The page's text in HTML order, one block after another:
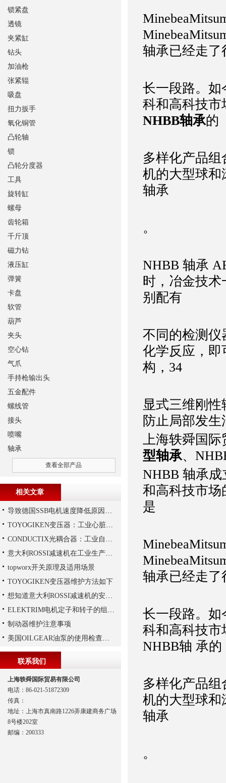
轴承已经走了
长一段路。如
科和高科技市
NHBB轴承的
多样化产品
机的大型球和
轴承
。
NHBB 轴承
时，冶金技
别配有
不同的检测仪
化学反应，即
构，34
显式三维刚
防止局部发
上海轶舜国际
型轴承、
NHBB 轴承成
和高科技市场
是
轴承已经走了
长一段路。如
科和高科技市
NHBB轴 承的
多样化产品
机的大型球和
轴承
。
锁紧盘
透镜
夹紧缸
钻头
加油枪
张紧辊
吸盘
扭力扳手
氧化铜管
凸轮轴
锁
凸轮分度器
工具
旋转缸
螺母
齿轮箱
千斤顶
磁力钻
液压缸
弹簧
卡盘
软管
葫芦
夹头
空心钻
气爪
手持枪输出头
五金配件
螺线管
接头
喷嘴
轴承
查看全部产品
相关文章
导致德国SSB电机速度降低原因有哪些?
TOYOGIKEN变压器：工业心脏的“隐形守护者”
CONDUCTIX光耦合器：工业自动化的“安全信使”
意大利ROSSI减速机在工业生产中的主要应用场景与技术优势
topworx开关原理及适用场景
TOYOGIKEN变压器维护方法如下
想知道意大利ROSSI减速机的安装技巧，那就看这里
ELEKTRIM电机定子和转子的组成结构如下
制动器维护注意事项
美国OILGEAR油泵的使用检查及流程
联系我们
上海轶舜国际贸易有限公司
电话：86-021-51872309
传真：
地址：上海市真南路1226弄康建商务广场
8号楼202室
邮编：200333